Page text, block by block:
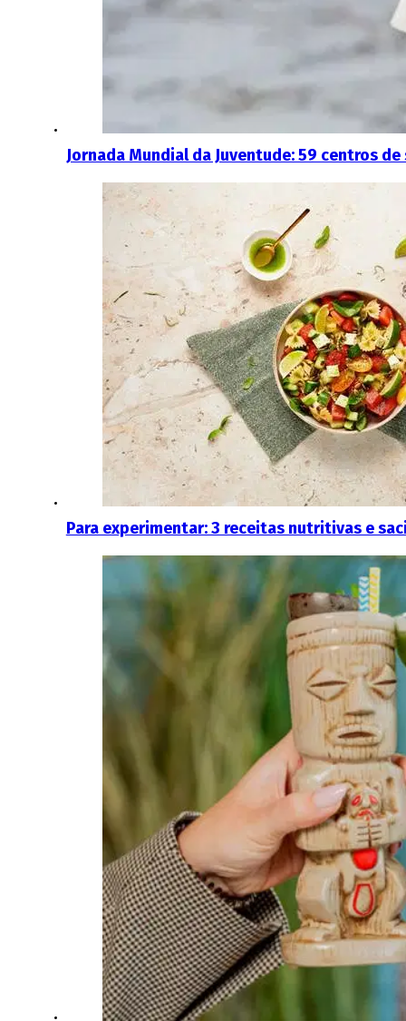
Jornada Mundial da Juventude: 59 centros
Para experimentar: 3 receitas nutritivas e